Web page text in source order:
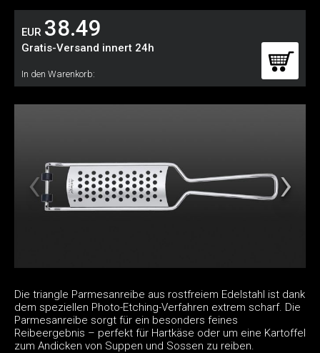
EUR 38.49
Gratis-Versand innert 24h
In den Warenkorb:
Die triangle Parmesanreibe aus rostfreiem Edelstahl ist dank
dem speziellen Photo-Etching-Verfahren extrem scharf. Die
Parmesanreibe sorgt für ein besonders feines
Reibeergebnis – perfekt für Hartkäse oder um eine Kartoffel
zum Andicken von Suppen und Sossen zu reiben.